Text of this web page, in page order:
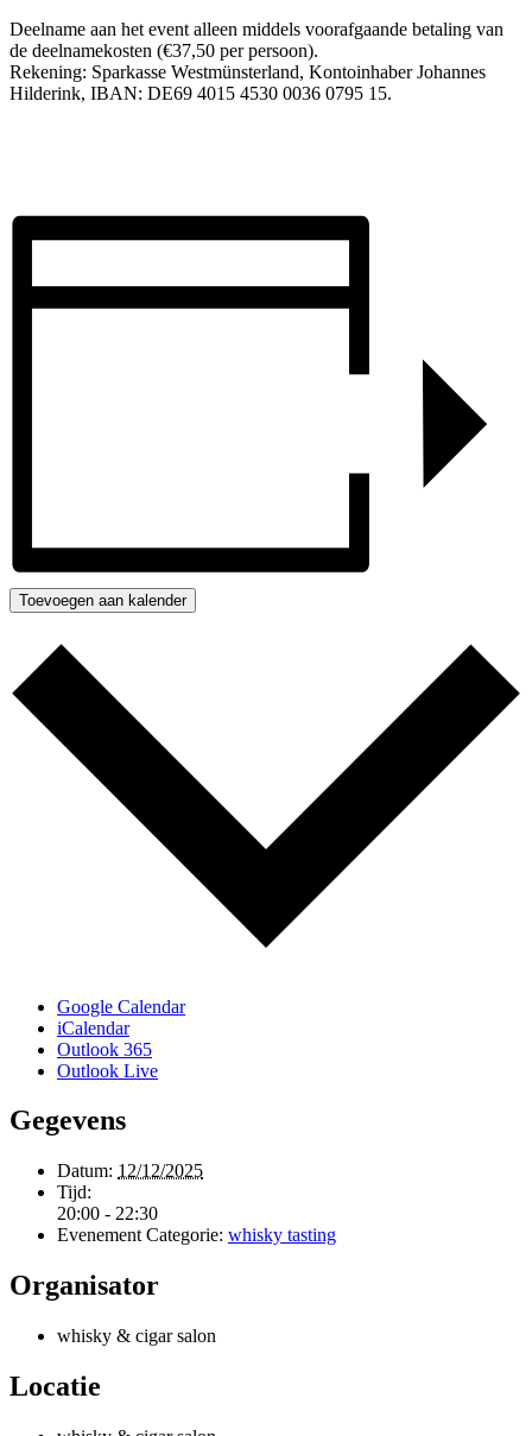
Deelname aan het event alleen middels voorafgaande betaling van
de deelnamekosten (€37,50 per persoon).
Rekening: Sparkasse Westmünsterland, Kontoinhaber Johannes
Hilderink, IBAN: DE69 4015 4530 0036 0795 15.
Toevoegen aan kalender
Google Calendar
iCalendar
Outlook 365
Outlook Live
Gegevens
Datum: 12/12/2025
Tijd:
20:00 - 22:30
Evenement Categorie: whisky tasting
Organisator
whisky & cigar salon
Locatie